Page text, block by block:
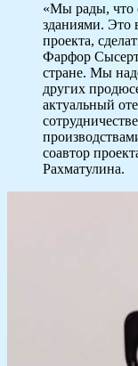
«Мы рады, что
зданиями. Это
проекта,
Фарфор
стране. Мы
других
актуальный
соавтор
Рахматулина.